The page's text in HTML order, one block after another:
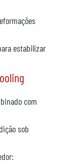
estabilizar
com
sob